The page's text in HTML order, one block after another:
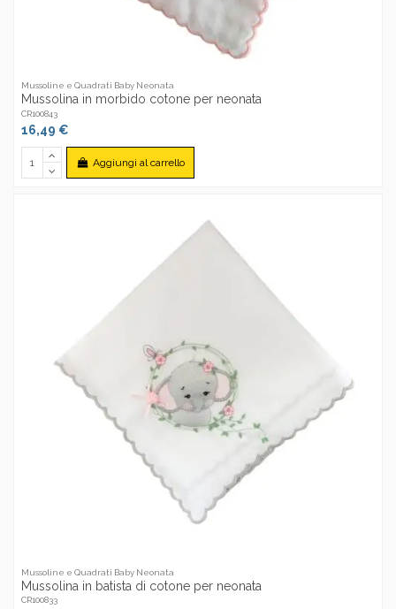
Mussoline e Quadrati Baby Neonata
Mussolina in morbido cotone per neonata
CR100843
16,49 €
Aggiungi al carrello
Mussoline e Quadrati Baby Neonata
Mussolina in batista di cotone per neonata
CR100833